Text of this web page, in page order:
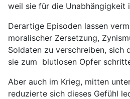
weil sie für die Unabhängigkeit
Derartige Episoden lassen
moralischer Zersetzung,
Soldaten zu verschreiben, sich
sie zum blutlosen Opfer
Aber auch im Krieg, mitten
reduzierte sich dieses Gefühl